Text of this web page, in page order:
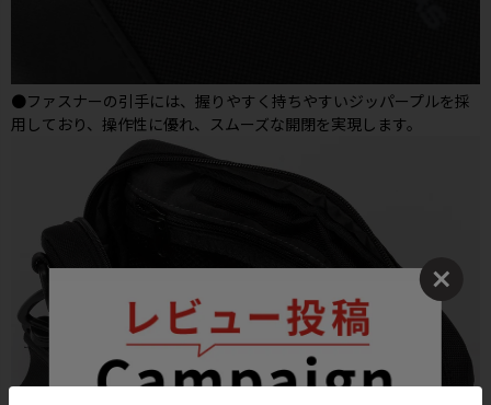
●ファスナーの引手には、握りやすく持ちやすいジッパープルを採
用しており、操作性に優れ、スムーズな開閉を実現します。